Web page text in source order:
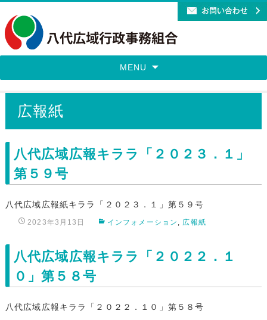
MENU
広報紙
八代広域広報キララ「２０２３．１」
第５９号
八代広域広報紙キララ「２０２３．１」第５９号
2023年3月13日 インフォメーション 広報紙
八代広域広報キララ「２０２２．１
０」第５８号
八代広域広報キララ「２０２２．１０」第５８号